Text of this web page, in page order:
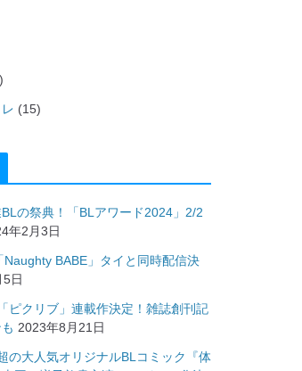
(15)
の祭典！「BLアワード2024」2/2
年2月3日
Naughty BABE」タイと同時配信決
日
ピクリブ」連載作決定！雑誌創刊記
2023年8月21日
の大人気オリジナルBLコミック『体